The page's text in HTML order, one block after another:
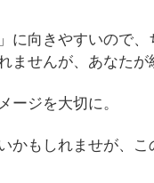
に向きやすいので
せんが、あなたが
ージを大切に。
かもしれませが、